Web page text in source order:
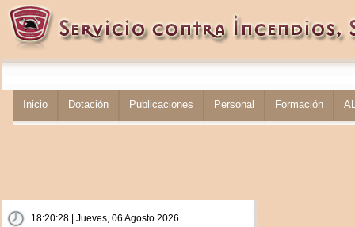
Inicio Dotación Publicaciones Personal Formación
18:20:28 | Jueves, 06 Agosto 2026